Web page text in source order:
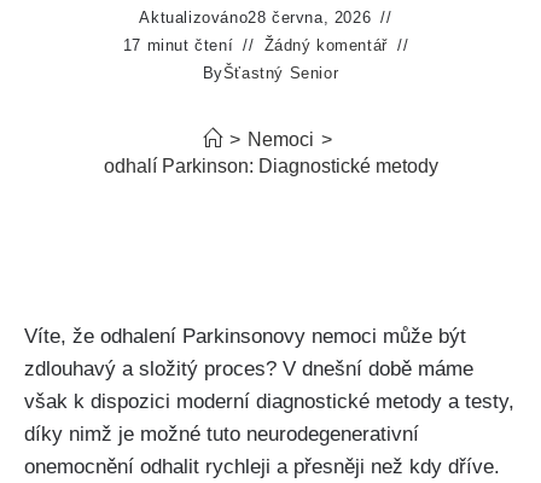
Aktualizováno28 června, 2026
17 minut čtení
Žádný komentář
ByŠťastný Senior
> Nemoci >
Jak se odhalí Parkinson: Diagnostické metody a testy
Víte, že odhalení Parkinsonovy nemoci může být
zdlouhavý a složitý proces? V dnešní době máme
však k dispozici moderní diagnostické metody a testy,
díky nimž je možné tuto neurodegenerativní
onemocnění odhalit rychleji a přesněji než kdy dříve.